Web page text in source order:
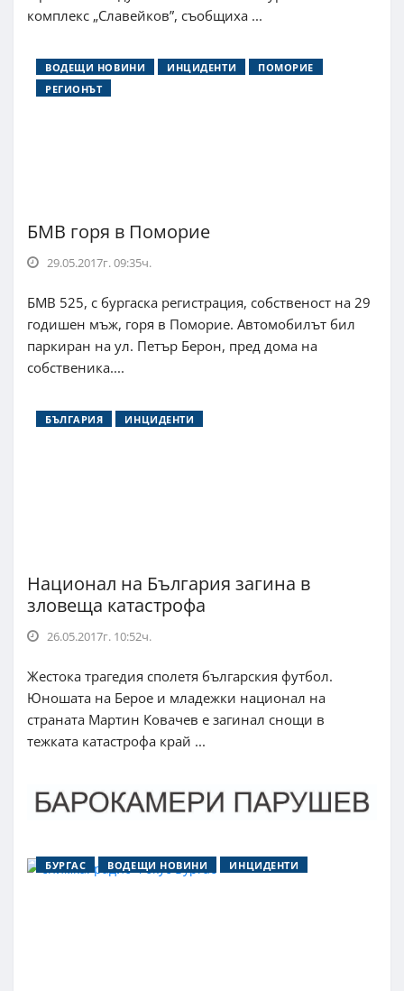
комплекс „Славейков”, съобщиха ...
ВОДЕЩИ НОВИНИ ИНЦИДЕНТИ
ПОМОРИЕ
РЕГИОНЪТ
БМВ горя в Поморие
29.05.2017г. 09:35ч.
БМВ 525, с бургаска регистрация, собственост на 29
годишен мъж, горя в Поморие. Автомобилът бил
паркиран на ул. Петър Берон, пред дома на
собственика....
БЪЛГАРИЯ ИНЦИДЕНТИ
Национал на България загина в
зловеща катастрофа
26.05.2017г. 10:52ч.
Жестока трагедия сполетя българския футбол.
Юношата на Берое и младежки национал на
страната Мартин Ковачев е загинал снощи в
тежката катастрофа край ...
БУРГАС ВОДЕЩИ НОВИНИ ИНЦИДЕНТИ